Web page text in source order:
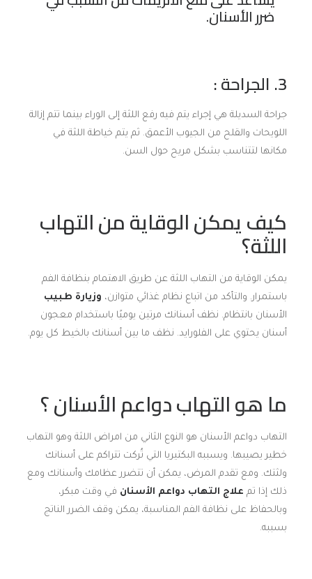
ضرر الأسنان.
3. الجراحة :
جراحة السديلة هي إجراء يتم فيه رفع اللثة إلى الوراء بينما تتم إزالة
اللويحات والقلح من الجيوب الأعمق. ثم يتم خياطة اللثة في
مكانها لتتناسب بشكل مريح حول السن.
كيف يمكن الوقاية من التهاب
اللثة؟
يمكن الوقاية من التهاب اللثة عن طريق الاهتمام بنظافة الفم
باستمرار. والتأكد من اتباع نظام غذائي متوازن، وزيارة طبيب
الأسنان بانتظام. نظف أسنانك مرتين يوميًا باستخدام معجون
أسنان يحتوي على الفلورايد. نظف ما بين أسنانك بالخيط كل يوم.
ما هو التهاب دواعم الأسنان ؟
التهاب دواعم الأسنان هو النوع الثاني من امراض اللثة وهو التهاب
خطير يصيبها. ويسببه البكتيريا التي تُركت تتراكم على أسنانك
ولثتك. ومع تقدم المرض، يمكن أن تتضرر عظامك وأسنانك ومع
ذلك إذا تم علاج التهاب دواعم الأسنان في وقت مبكر،
وبالحفاظ على نظافة الفم المناسبة، يمكن وقف الضرر الناتج
بسببه.